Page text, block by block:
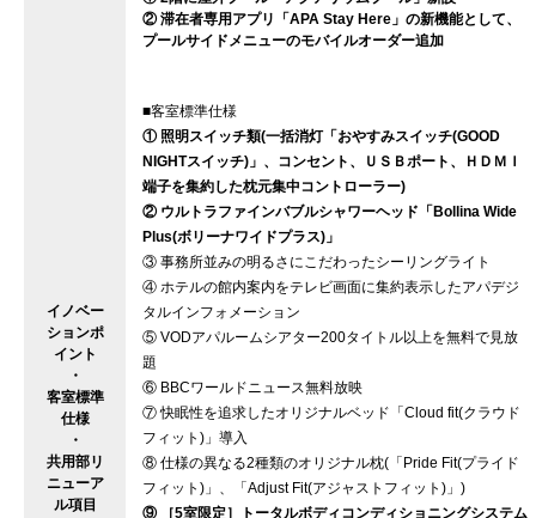
イノベー
ションポ
イント
・
客室標準
仕様
・
共用部リ
ニューア
ル項目
② 滞在者専用アプリ「APA Stay Here」の新機能として、
プールサイドメニューのモバイルオーダー追加
■客室標準仕様
① 照明スイッチ類(一括消灯「おやすみスイッチ(GOOD
NIGHTスイッチ)」、コンセント、ＵＳＢポート、ＨＤＭＩ
端子を集約した枕元集中コントローラー)
② ウルトラファインバブルシャワーヘッド「Bollina Wide
Plus(ボリーナワイドプラス)」
③ 事務所並みの明るさにこだわったシーリングライト
④ ホテルの館内案内をテレビ画面に集約表示したアパデジ
タルインフォメーション
⑤ VODアパルームシアター200タイトル以上を無料で見放
題
⑥ BBCワールドニュース無料放映
⑦ 快眠性を追求したオリジナルベッド「Cloud fit(クラウド
フィット)」導入
⑧ 仕様の異なる2種類のオリジナル枕(「Pride Fit(プライド
フィット)」、「Adjust Fit(アジャストフィット)」)
⑨ ［5室限定］トータルボディコンディショニングシステム